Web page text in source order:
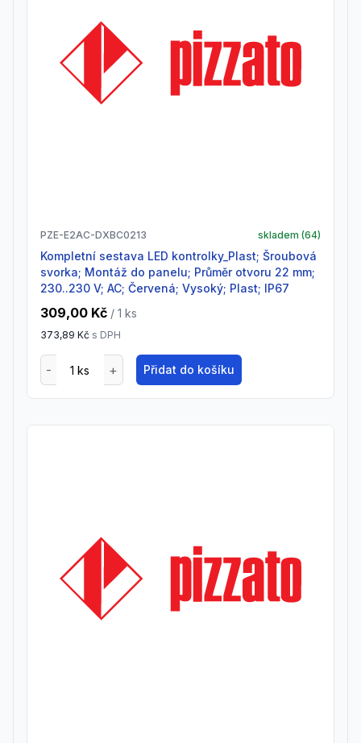
PZE-E2AC-DXBC0213 skladem (64)
Kompletní sestava LED kontrolky_Plast; Šroubová
svorka; Montáž do panelu; Průměr otvoru 22 mm;
230..230 V; AC; Červená; Vysoký; Plast; IP67
309,00 Kč / 1 ks
373,89 Kč s DPH
Přidat do košíku